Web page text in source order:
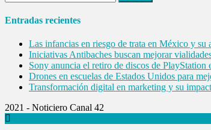
Entradas recientes
Las infancias en riesgo de trata en México y su
Iniciativas Antibaches buscan mejorar
Sony anuncia el retiro de discos de PlayStation
Drones en escuelas de Estados Unidos para
Transformación digital en marketing y su
2021 - Noticiero Canal 42